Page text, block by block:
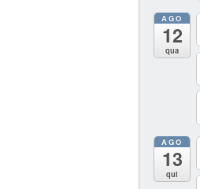
AGO
12
qua
AGO
13
qui